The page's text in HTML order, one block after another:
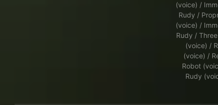
(voice) /
Rudy /
(voice) /
Rudy /
(voice) /
(voice) /
Robot
Rudy